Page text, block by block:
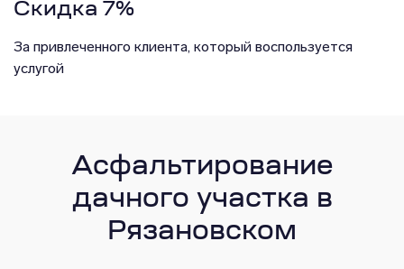
Скидка 7%
За привлеченного клиента, который воспользуется
услугой
Асфальтирование
дачного участка в
Рязановском